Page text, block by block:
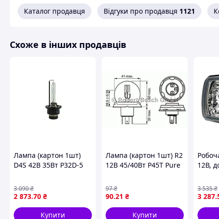
Схожі товари за характеристиками
Каталог продавця Відгуки про продавця 1121
Схоже в інших продавців
Лампа (картон 1шт)
D4S 42В 35Вт P32D-5
987 302 906
2 873.70 ₴
3 090₴
Купити
Лампа (картон 1шт) R2
12В 45/40Вт P45T Pure
023
90.21 ₴
97₴
Купити
12В,
3 287
3 535₴